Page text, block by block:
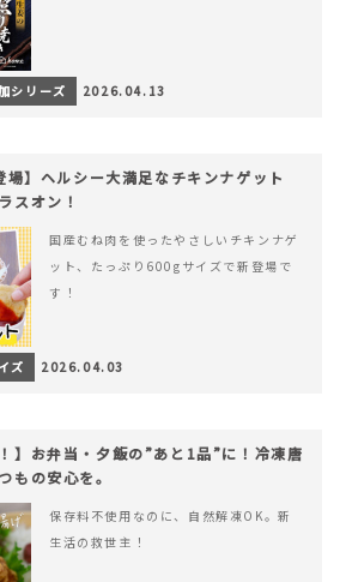
シリーズ 2026.04.13
場】ヘルシー大満足なチキンナゲット
スオン！
国産むね肉を使ったやさしいチキンナゲ
ット、たっぷり600gサイズで新登場で
す！
ズ 2026.04.03
】お弁当・夕飯の”あと1品”に！冷凍唐
もの安心を。
保存料不使用なのに、自然解凍OK。新
生活の救世主！